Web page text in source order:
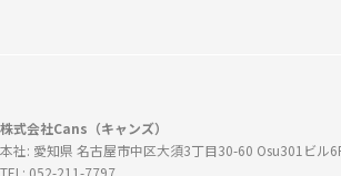
株式会社Cans（キャンズ）
本社: 愛知県 名古屋市中区大須3丁目30-60 Osu301ビル
TEL: 052-211-7797